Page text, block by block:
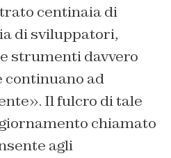
centinaia di
di sviluppatori,
strumenti davvero
continuano ad
Il fulcro di tale
chiamato
agli